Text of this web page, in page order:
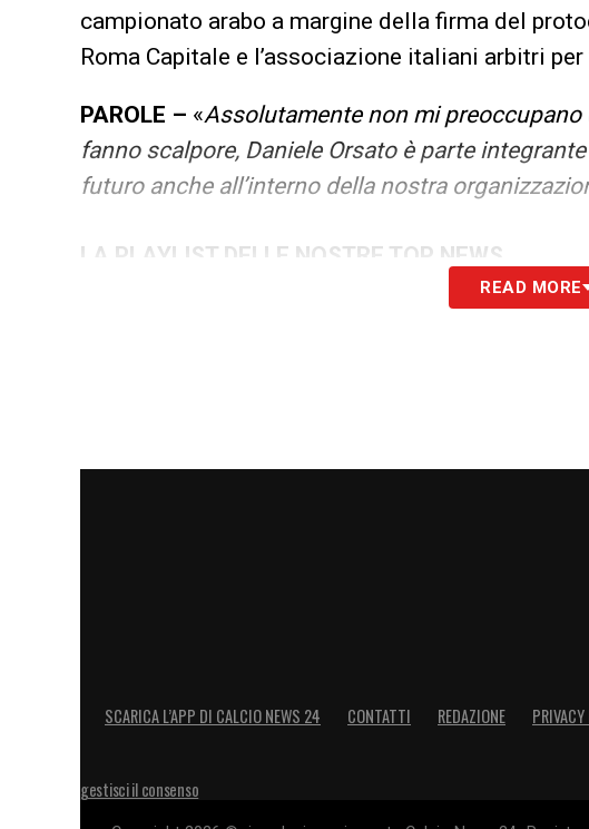
campionato arabo a margine della firma del
Roma Capitale e l’associazione italiani arbitri
PAROLE – «Assolutamente non mi
fanno scalpore, Daniele Orsato è parte
futuro anche all’interno della nostra
LA PLAYLIST DELLE NOSTRE TOP NEWS
READ MORE
SCARICA L’APP DI CALCIO NEWS 24 CONTATTI REDAZIONE
gestisci il consenso